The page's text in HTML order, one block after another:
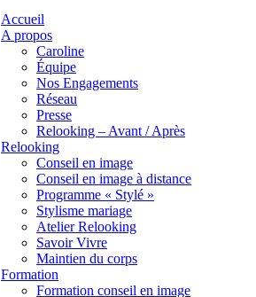
Accueil
A propos
Caroline
Équipe
Nos Engagements
Réseau
Presse
Relooking – Avant / Après
Relooking
Conseil en image
Conseil en image à distance
Programme « Stylé »
Stylisme mariage
Atelier Relooking
Savoir Vivre
Maintien du corps
Formation
Formation conseil en image